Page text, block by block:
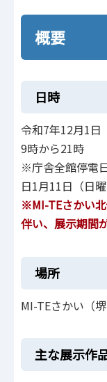
概要
日時
令和7年12月1日
9時から21時
※庁舎全館停電
日1月11日（日
※MI-TEさかい
伴い、展示期間
場所
MI-TEさかい（
主な展示作